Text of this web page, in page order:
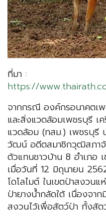
ที่มา :
https://
จากกรณี องค์กรอนาคตเ
และสิ่งแวดล้อมเพชรบุรี เ
แวดล้อม (ทสม.) เพชรบุรี
วัฒน์ อดีตสมาชิกวุฒิสภา
ตัวแทนชาวบ้าน 8 อำเภอ
เมื่อวันที่ 12 มิถุนายน
โดโลไมต์ ในเขตป่าสงวนแ
ป่ายางน้ำกลัดใต้ เนื่องจา
สงวนไว้เพื่อสัตว์ป่า ทั้งสั